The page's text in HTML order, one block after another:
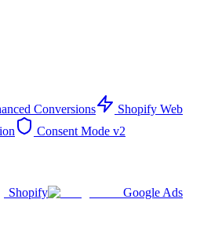
Conversions
Shopify Web
Consent Mode v2
Shopify
Google Ads